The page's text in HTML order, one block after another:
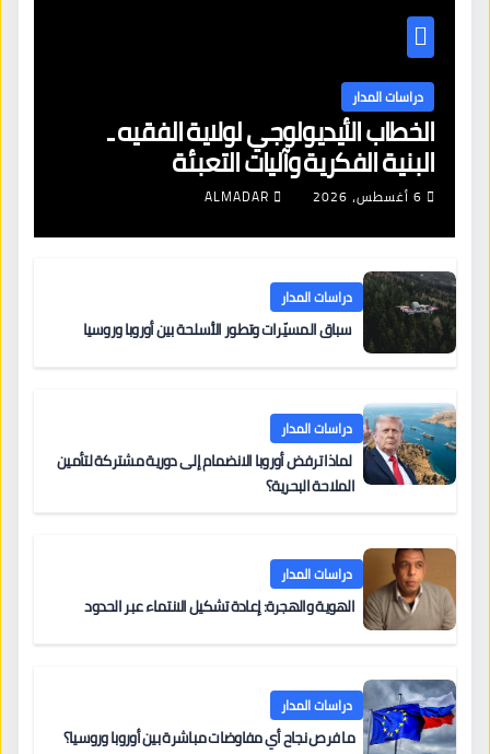
دراسات المدار
الخطاب الأيديولوجي لولاية الفقيه ـ
البنية الفكرية وآليات التعبئة
6 أغسطس، 2026 ALMADAR
دراسات المدار
سباق المسيّرات وتطور الأسلحة بين أوروبا وروسيا
دراسات المدار
لماذا ترفض أوروبا الانضمام إلى دورية مشتركة لتأمين
الملاحة البحرية؟
دراسات المدار
الهوية والهجرة: إعادة تشكيل الانتماء عبر الحدود
دراسات المدار
ما فرص نجاح أي مفاوضات مباشرة بين أوروبا وروسيا؟